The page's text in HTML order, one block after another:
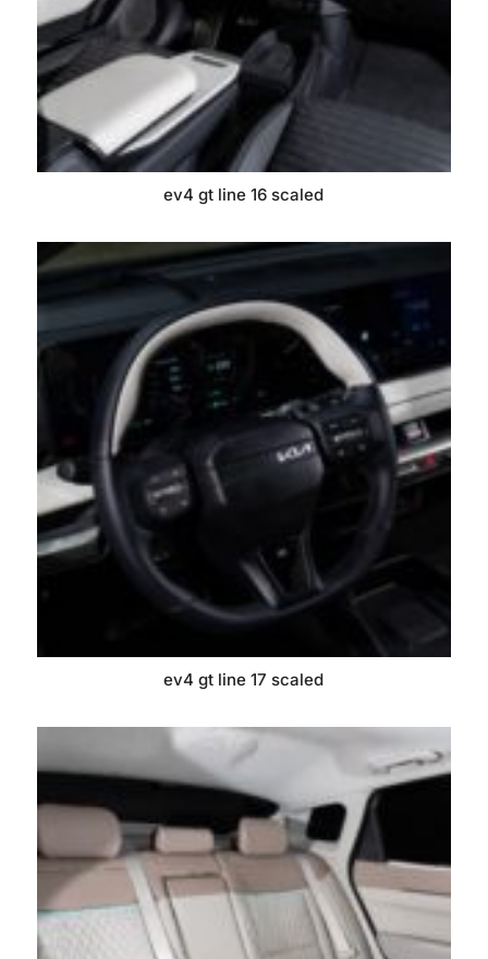
ev4 gt line 16 scaled
ev4 gt line 17 scaled